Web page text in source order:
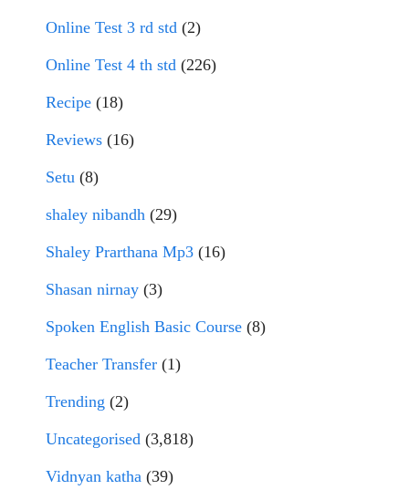
Online Test 3 rd std (2)
Online Test 4 th std (226)
Recipe (18)
Reviews (16)
Setu (8)
shaley nibandh (29)
Shaley Prarthana Mp3 (16)
Shasan nirnay (3)
Spoken English Basic Course (8)
Teacher Transfer (1)
Trending (2)
Uncategorised (3,818)
Vidnyan katha (39)